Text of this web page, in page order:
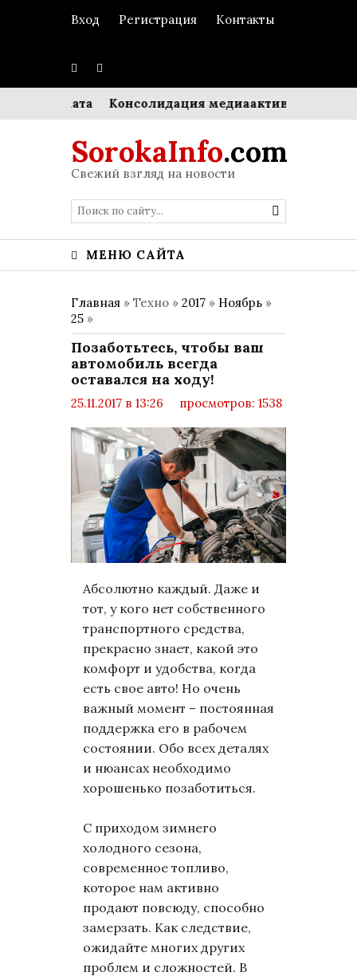
Вход Регистрация Контакты
аромата Консолидация медиаактивов: Hearst
SorokaInfo.com
Свежий взгляд на новости
МЕНЮ САЙТА
Главная » Техно » 2017 » Ноябрь »
25 »
Позаботьтесь, чтобы ваш
автомобиль всегда
оставался на ходу!
25.11.2017 в 13:26
просмотров: 1538
Абсолютно каждый. Даже и
тот, у кого нет собственного
транспортного средства,
прекрасно знает, какой это
комфорт и удобства, когда
есть свое авто! Но очень
важный момент – постоянная
поддержка его в рабочем
состоянии. Обо всех деталях
и нюансах необходимо
хорошенько позаботиться.
С приходом зимнего
холодного сезона,
современное топливо,
которое нам активно
продают повсюду, способно
замерзать. Как следствие,
ожидайте многих других
проблем и сложностей. В